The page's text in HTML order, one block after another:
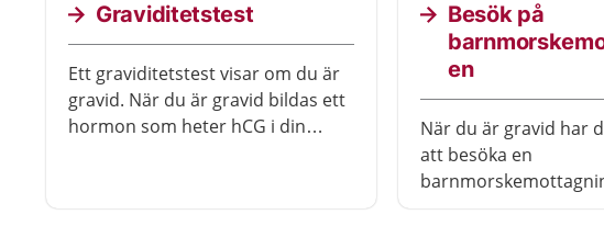
Graviditetstest
Ett graviditetstest visar om du är
gravid. När du är gravid bildas ett
hormon som heter hCG i din
Besök på
en
När du är gravid har
att besöka en